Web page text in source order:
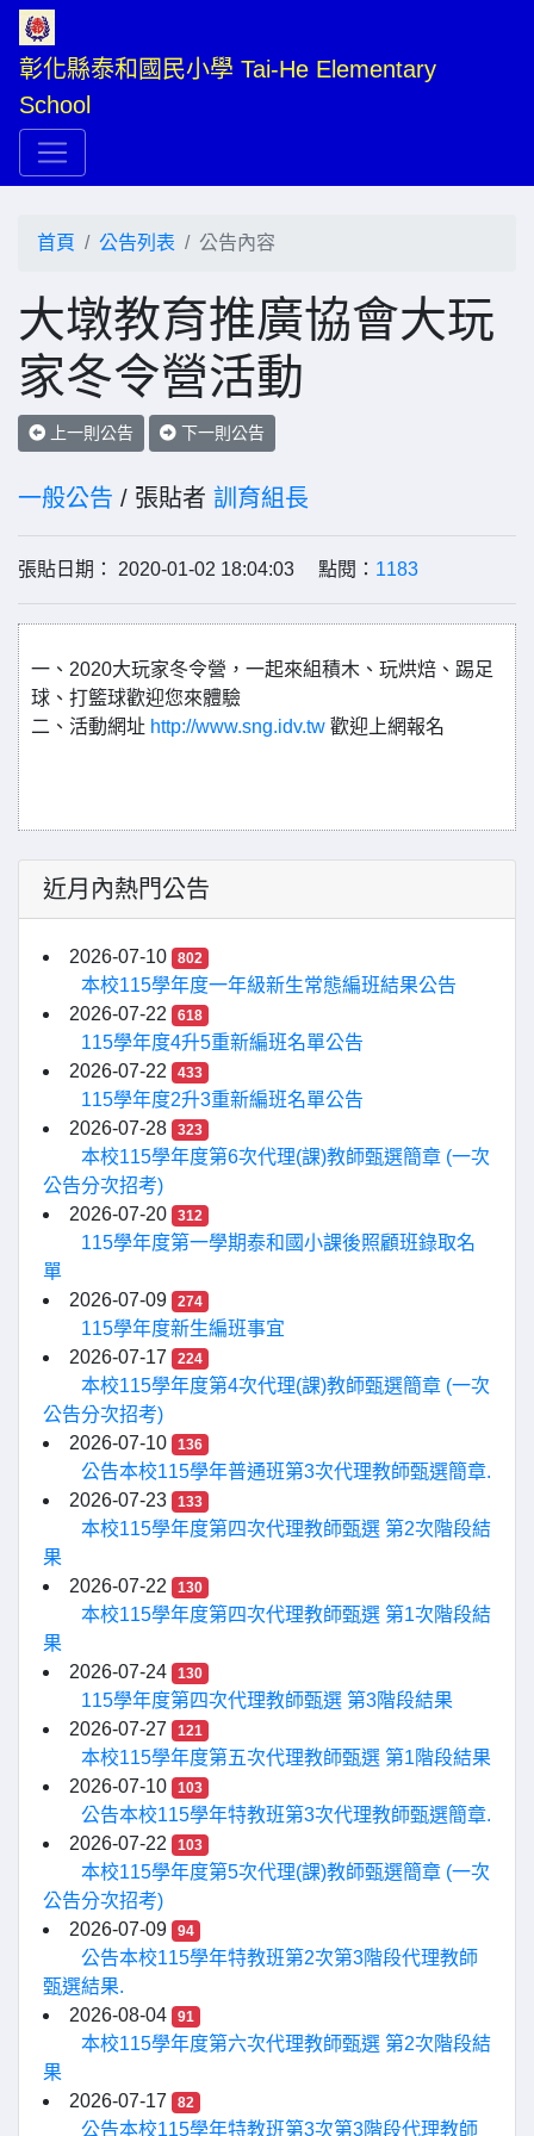
彰化縣泰和國民小學 Tai-He Elementary
School
首頁 公告列表 公告內容
大墩教育推廣協會大玩
家冬令營活動
上一則公告 下一則公告
一般公告 / 張貼者 訓育組長
張貼日期： 2020-01-02 18:04:03 點閱： 1183
一、2020大玩家冬令營，一起來組積木、玩烘焙、踢足
球、打籃球歡迎您來體驗
二、活動網址 http://www.sng.idv.tw 歡迎上網報名
近月內熱門公告
2026-07-10 802
本校115學年度一年級新生常態編班結果公告
2026-07-22
618
115學年度4升5重新編班名單公告
2026-07-22
433
115學年度2升3重新編班名單公告
2026-07-28
323
本校115學年度第6次代理(課)教師甄選簡章 (一次
公告分次招考)
2026-07-20
312
115學年度第一學期泰和國小課後照顧班錄取名
單
2026-07-09
274
115學年度新生編班事宜
2026-07-17
224
本校115學年度第4次代理(課)教師甄選簡章 (一次
公告分次招考)
2026-07-10
136
公告本校115學年普通班第3次代理教師甄選簡章.
2026-07-23
133
本校115學年度第四次代理教師甄選 第2次階段結
果
2026-07-22
130
本校115學年度第四次代理教師甄選 第1次階段結
果
2026-07-24
130
115學年度第四次代理教師甄選 第3階段結果
2026-07-27
121
本校115學年度第五次代理教師甄選 第1階段結果
2026-07-10
103
公告本校115學年特教班第3次代理教師甄選簡章.
2026-07-22
103
本校115學年度第5次代理(課)教師甄選簡章 (一次
公告分次招考)
2026-07-09
94
公告本校115學年特教班第2次第3階段代理教師
甄選結果.
2026-08-04
91
本校115學年度第六次代理教師甄選 第2次階段結
果
2026-07-17
82
公告本校115學年特教班第3次第3階段代理教師